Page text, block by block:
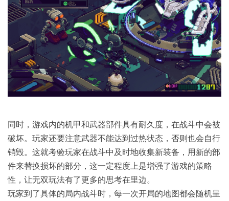
同时，游戏内的机甲和武器部件具有耐久度，在战斗中会被
破坏。玩家还要注意武器不能达到过热状态，否则也会自行
销毁。这就考验玩家在战斗中及时地收集新装备，用新的部
件来替换损坏的部分，这一定程度上是增强了游戏的策略
性，让无双玩法有了更多的思考在里边。
玩家到了具体的局内战斗时，每一次开局的地图都会随机呈